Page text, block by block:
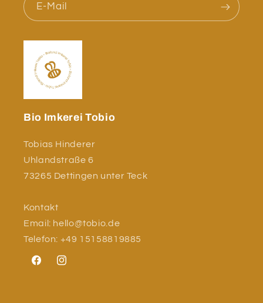
E-Mail
Bio Imkerei Tobio
Tobias Hinderer
Uhlandstraße 6
73265 Dettingen unter Teck
Kontakt
Email: hello@tobio.de
Telefon: +49 15158819885
FacebookInstagram